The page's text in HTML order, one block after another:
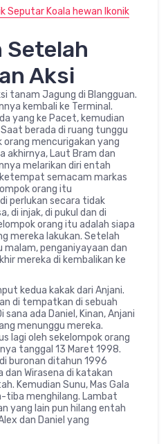
Seputar Koala hewan Ikonik
Setelah
Aksi
tanam Jagung di Blangguan.
kembali ke Terminal.
yang ke Pacet, kemudian
berada di ruang tunggu
mencurigakan yang
akhirnya, Laut Bram dan
melarikan diri entah
ketempat semacam markas
orang itu
perlukan secara tidak
di injak, di pukul dan di
orang itu adalah siapa
mereka lakukan. Setelah
malam, penganiyayaan dan
mereka di kembalikan ke
kedua kakak dari Anjani.
di tempatkan di sebuah
ada Daniel, Kinan, Anjani
menunggu mereka.
lagi oleh sekelompok orang
tanggal 13 Maret 1998.
buronan ditahun 1996
dan Wirasena di katakan
Kemudian Sunu, Mas Gala
tiba menghilang. Lambat
yang lain pun hilang entah
dan Daniel yang